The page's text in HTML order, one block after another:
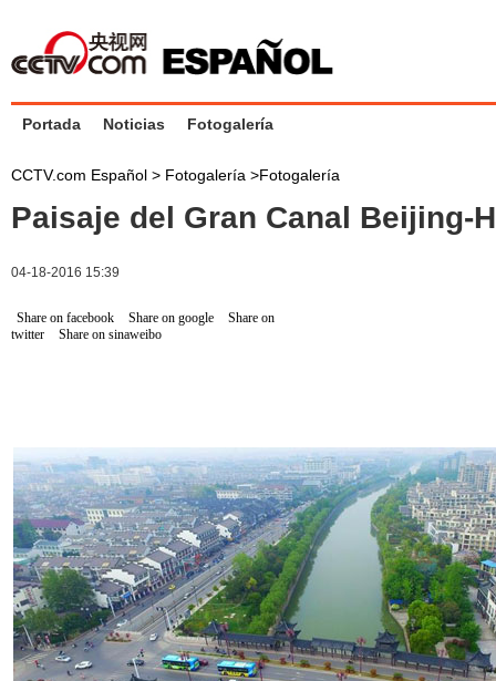
Portada Noticias Fotogalería
CCTV.com Español > Fotogalería >Fotogalería
Paisaje del Gran Canal Beijing-
04-18-2016 15:39
Share on facebook Share on google
Share on
twitter
Share on sinaweibo